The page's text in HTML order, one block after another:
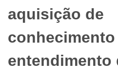
aquisição de
entendimento